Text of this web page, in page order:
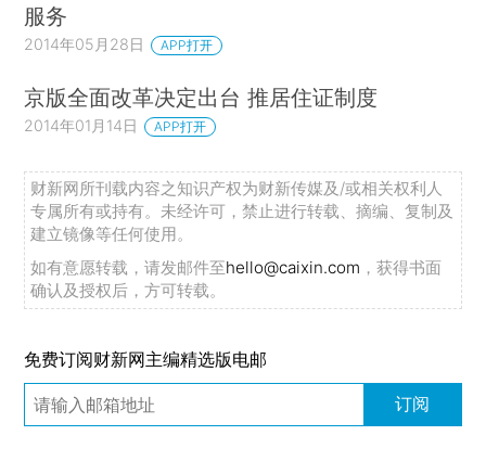
服务
2014年05月28日 APP打开
京版全面改革决定出台 推居住证制度
2014年01月14日 APP打开
财新网所刊载内容之知识产权为财新传媒及/或相关权利人
专属所有或持有。未经许可，禁止进行转载、摘编、复制及
建立镜像等任何使用。
如有意愿转载，请发邮件至hello@caixin.com ，获得书面
确认及授权后，方可转载。
免费订阅财新网主编精选版电邮
订阅